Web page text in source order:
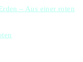
– Aus einer roten